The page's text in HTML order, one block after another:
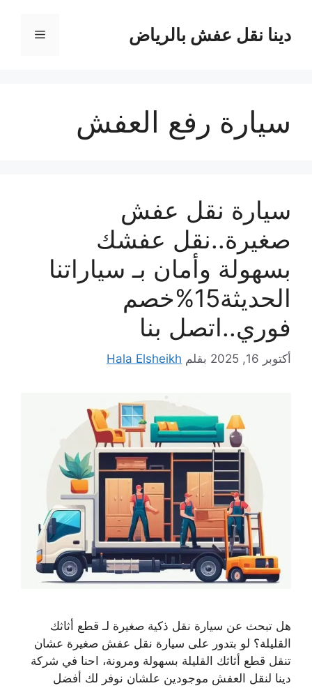
المحتوىدينا نقل عفش بالرياض القائمة
سيارة رفع العفش
سيارة نقل عفش
صغيرة..نقل عفشك
بسهولة وأمان بـ سياراتنا
الحديثة15%خصم
فوري..اتصل بنا
أكتوبر 16, 2025 بقلم Hala Elsheikh
هل تبحث عن سيارة نقل ذكية صغيرة لـ قطع أثاثك
القليلة؟ لو بتدور على سيارة نقل عفش صغيرة عشان
تنقل قطع أثاثك القليلة بسهولة ومرونة، احنا في شركة
دينا لنقل العفش موجودين علشان نوفر لك أفضل